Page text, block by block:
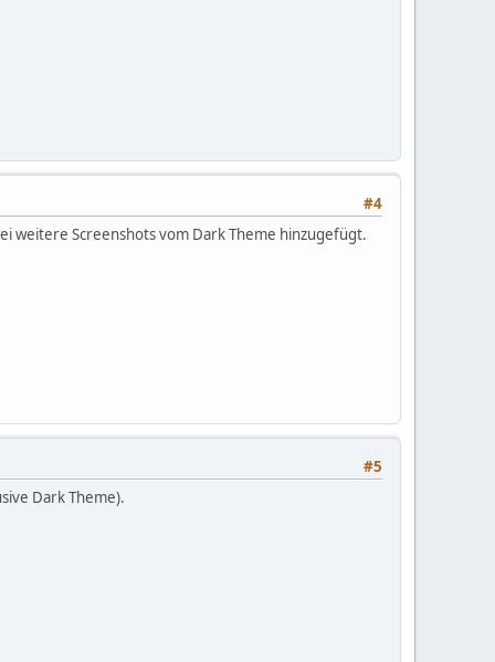
#4
weitere Screenshots vom Dark Theme hinzugefügt.
#5
Dark Theme).